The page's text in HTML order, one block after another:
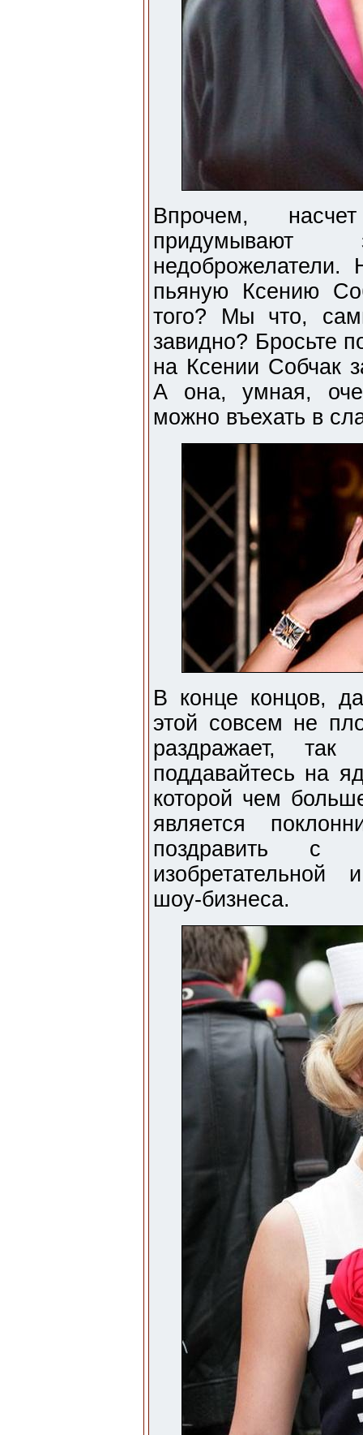
Впрочем,
недоброжелатели.
пьяную Ксению
того? Мы что,
завидно? Бросьте
на Ксении Собчак
А она, умная,
можно въехать в
В конце концов,
этой совсем не
раздражает,
поддавайтесь на
которой чем
является
поздравить с
изобретательной
шоу-бизнеса.